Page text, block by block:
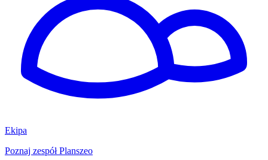
Ekipa
Poznaj zespół Planszeo